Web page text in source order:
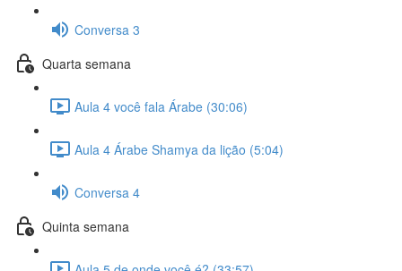
Conversa 3
Quarta semana
Aula 4 você fala Árabe (30:06)
Aula 4 Árabe Shamya da lição (5:04)
Conversa 4
Quinta semana